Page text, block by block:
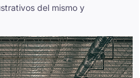
del mismo y